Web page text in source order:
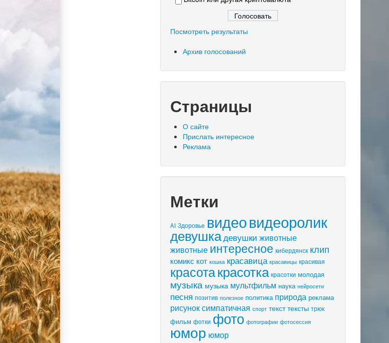
Посмотреть результаты
Архив голосований
Страницы
О сайте
Прислать интересное
Реклама
Метки
AI Здоровье видеовидеоролик
девушкадевушки животные
животные интересное кибердянск клип
комикс кот кошка красавица красавицы красивая
красотакрасотка красотки молодая
музыка музыка мультфильм наука нейросети
песня позитив полезное политика природа реклама
рисуноксимпатичная спорт текст тексты трюк
фильм фотки фото фотографии фотосессия
юмор юмор